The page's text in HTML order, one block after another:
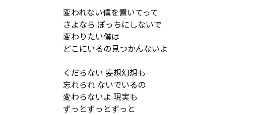
変われない僕を置いてって
さよなら ぼっちにしないで
変わりたい僕は
どこにいるの見つかんないよ
くだらない 妄想幻想も
忘れられ ないでいるの
変わらないよ 現実も
ずっとずっとずっと